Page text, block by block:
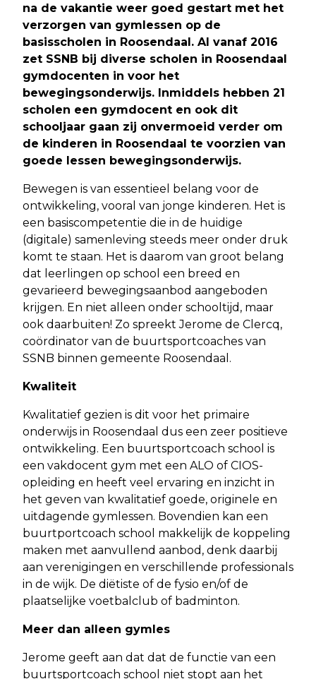
na de vakantie weer goed gestart met het
verzorgen van gymlessen op de
basisscholen in Roosendaal. Al vanaf 2016
zet SSNB bij diverse scholen in Roosendaal
gymdocenten in voor het
bewegingsonderwijs. Inmiddels hebben 21
scholen een gymdocent en ook dit
schooljaar gaan zij onvermoeid verder om
de kinderen in Roosendaal te voorzien van
goede lessen bewegingsonderwijs.
Bewegen is van essentieel belang voor de
ontwikkeling, vooral van jonge kinderen. Het is
een basiscompetentie die in de huidige
(digitale) samenleving steeds meer onder druk
komt te staan. Het is daarom van groot belang
dat leerlingen op school een breed en
gevarieerd bewegingsaanbod aangeboden
krijgen. En niet alleen onder schooltijd, maar
ook daarbuiten! Zo spreekt Jerome de Clercq,
coördinator van de buurtsportcoaches van
SSNB binnen gemeente Roosendaal.
Kwaliteit
Kwalitatief gezien is dit voor het primaire
onderwijs in Roosendaal dus een zeer positieve
ontwikkeling. Een buurtsportcoach school is
een vakdocent gym met een ALO of CIOS-
opleiding en heeft veel ervaring en inzicht in
het geven van kwalitatief goede, originele en
uitdagende gymlessen. Bovendien kan een
buurtportcoach school makkelijk de koppeling
maken met aanvullend aanbod, denk daarbij
aan verenigingen en verschillende professionals
in de wijk. De diëtiste of de fysio en/of de
plaatselijke voetbalclub of badminton.
Meer dan alleen gymles
Jerome geeft aan dat dat de functie van een
buurtsportcoach school niet stopt aan het